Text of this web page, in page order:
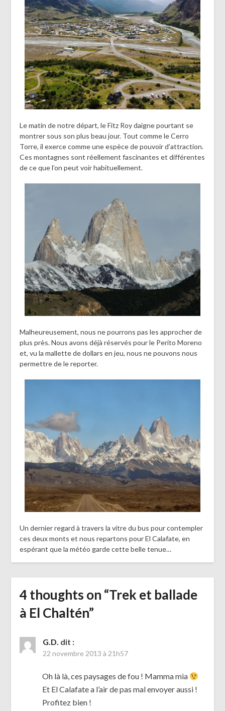
Le matin de notre départ, le Fitz Roy daigne pourtant se
montrer sous son plus beau jour. Tout comme le Cerro
Torre, il exerce comme une espèce de pouvoir d’attraction.
Ces montagnes sont réellement fascinantes et différentes
de ce que l’on peut voir habituellement.
Malheureusement, nous ne pourrons pas les approcher de
plus près. Nous avons déjà réservés pour le Perito Moreno
et, vu la mallette de dollars en jeu, nous ne pouvons nous
permettre de le reporter.
Un dernier regard à travers la vitre du bus pour contempler
ces deux monts et nous repartons pour El Calafate, en
espérant que la météo garde cette belle tenue…
4 thoughts on “Trek et ballade
à El Chaltén”
G.D. dit :
22 novembre 2013 à 21h57
Oh là là, ces paysages de fou ! Mamma mia
Et El Calafate a l’air de pas mal envoyer aussi !
Profitez bien !